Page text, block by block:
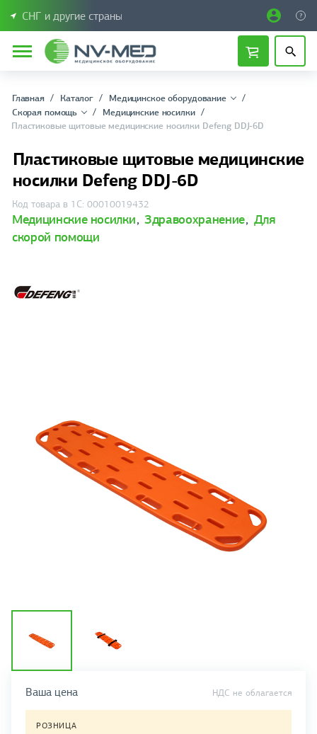
СНГ и другие страны
Главная Каталог
Медицинское оборудование
Скорая помощь
Медицинские носилки
Пластиковые щитовые медицинские носилки Defeng DDJ-6D
Пластиковые щитовые медицинские
носилки Defeng DDJ-6D
Код товара в 1С: 00010019432
Медицинские носилки, Здравоохранение, Для
скорой помощи
Ваша цена НДС не облагается
РОЗНИЦА